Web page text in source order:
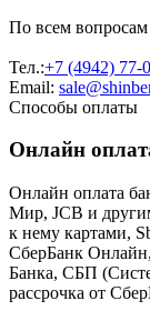
По всем
Тел.:+7 (4942) 77-
Email:
Способы оплаты
Онлайн
Онлайн оплата
Мир, JCB и
к нему картами,
СберБанк
Банка, СБП
рассрочка от